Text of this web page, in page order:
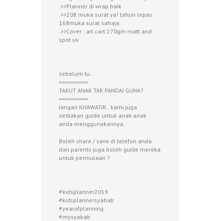
.>>Planner di wrap baik
.>>208 muka surat ya! tahun lepas
168muka surat sahaja.
.>>Cover : art cart 270gm matt and
spot uv
sebelum tu..
==========
TAKUT ANAK TAK PANDAI GUNA?
==========
Jangan KHAWATIR.. kami juga
sediakan guide untuk anak-anak
anda menggunakannya.
Boleh share / save di telefon anda
dan parents juga boleh guide mereka
untuk permulaan ?
#kidsplanner2019
#kidsplannersyabab
#yearofplanning
#mysyabab